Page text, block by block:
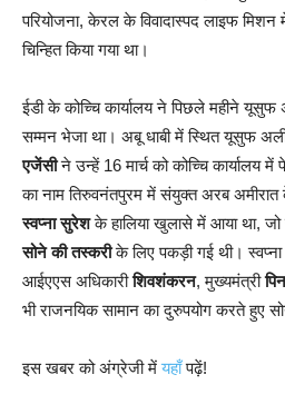
परियोजना, केरल के विवादास्पद लाइफ
चिन्हित किया गया था।
ईडी के कोच्चि कार्यालय ने पिछले महीने यूसुफ
सम्मन भेजा था। अबू धाबी में स्थित यूसुफ
एजेंसीने उन्हें 16 मार्च को कोच्चि कार्यालय
का नाम तिरुवनंतपुरम में संयुक्त अरब
स्वप्ना सुरेशके हालिया खुलासे में आया था, जो
सोने की तस्करीके लिए पकड़ी गई थी।
आईएएस अधिकारीशिवशंकरन, मुख्यमंत्री
भी राजनयिक सामान का दुरुपयोग करते हुए
इस खबर को अंग्रेजी मेंयहाँपढ़ें!